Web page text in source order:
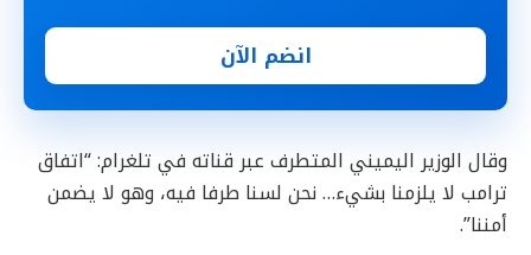
انضم الآن
وقال الوزير اليميني المتطرف عبر قناته في تلغرام: “اتفاق
ترامب لا يلزمنا بشيء… نحن لسنا طرفا فيه، وهو لا يضمن
أمننا”.